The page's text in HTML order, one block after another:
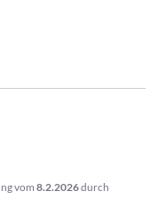
vom 8.2.2026durch